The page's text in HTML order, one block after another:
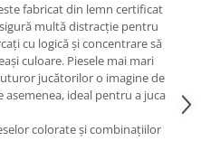
fabricat din lemn certificat
multă distracție pentru
cu logică și concentrare să
culoare. Piesele mai mari
jucătorilor o imagine de
ideal pentru a juca
colorate și combinațiilor